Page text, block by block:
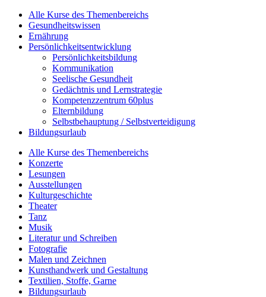
Alle Kurse des Themenbereichs
Gesundheitswissen
Ernährung
Persönlichkeitsentwicklung
Persönlichkeitsbildung
Kommunikation
Seelische Gesundheit
Gedächtnis und Lernstrategie
Kompetenzzentrum 60plus
Elternbildung
Selbstbehauptung / Selbstverteidigung
Bildungsurlaub
Alle Kurse des Themenbereichs
Konzerte
Lesungen
Ausstellungen
Kulturgeschichte
Theater
Tanz
Musik
Literatur und Schreiben
Fotografie
Malen und Zeichnen
Kunsthandwerk und Gestaltung
Textilien, Stoffe, Garne
Bildungsurlaub